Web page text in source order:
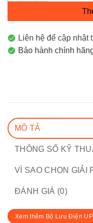
Liên hệ để cập nhật
Bảo hành chính
MÔ TẢ
THÔNG SỐ KỸ
VÌ SAO CHỌN GIẢI
ĐÁNH GIÁ (0)
Xem thêm Bộ Lưu Điện